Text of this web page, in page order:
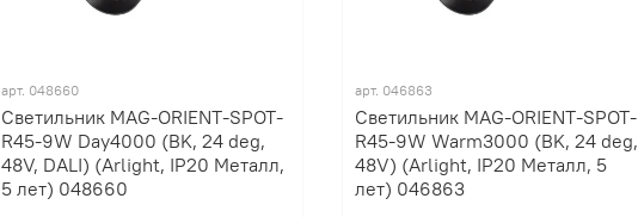
арт. 048660
Светильник MAG-ORIENT-SPOT-
R45-9W Day4000 (BK, 24 deg,
48V, DALI) (Arlight, IP20 Металл,
5 лет) 048660
арт. 046863
Светильник MAG-ORIENT-SPOT-
R45-9W Warm3000 (BK, 24 deg,
48V) (Arlight, IP20 Металл, 5
лет) 046863